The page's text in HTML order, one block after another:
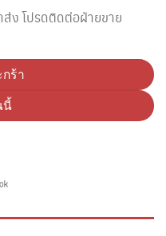
ส่ง โปรดติดต่อฝ่ายขาย
ค์เจ็ท สีดำ+3สี (Original) ชิ้น
ร้า
นี้